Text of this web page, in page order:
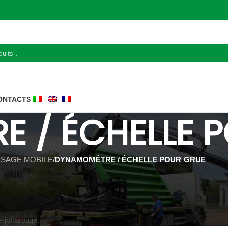
/ ÉCHELLE
MOBILE/DYNAMOMÈTRE / ÉCHELLE POUR GRUE
infrarouge.